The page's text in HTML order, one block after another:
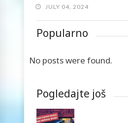
JULY 04, 2024
Popularno
No posts were found.
Pogledajte još